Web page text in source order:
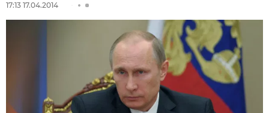
17:13 17.04.2014